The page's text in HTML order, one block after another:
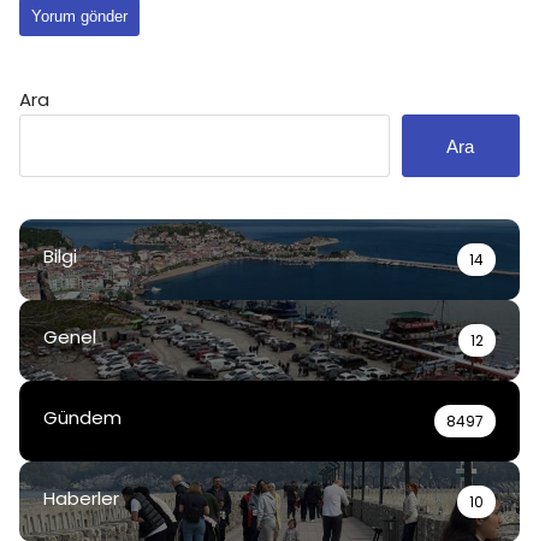
Ara
Ara
Bilgi 14
Genel 12
Gündem 8497
Haberler 10